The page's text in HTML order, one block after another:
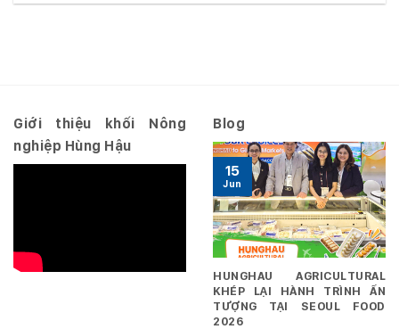
Giới thiệu khối Nông
nghiệp Hùng Hậu
Blog
HUNGHAU AGRICULTURAL
KHÉP LẠI HÀNH TRÌNH ẤN
TƯỢNG TẠI SEOUL FOOD
2026
15
Jun